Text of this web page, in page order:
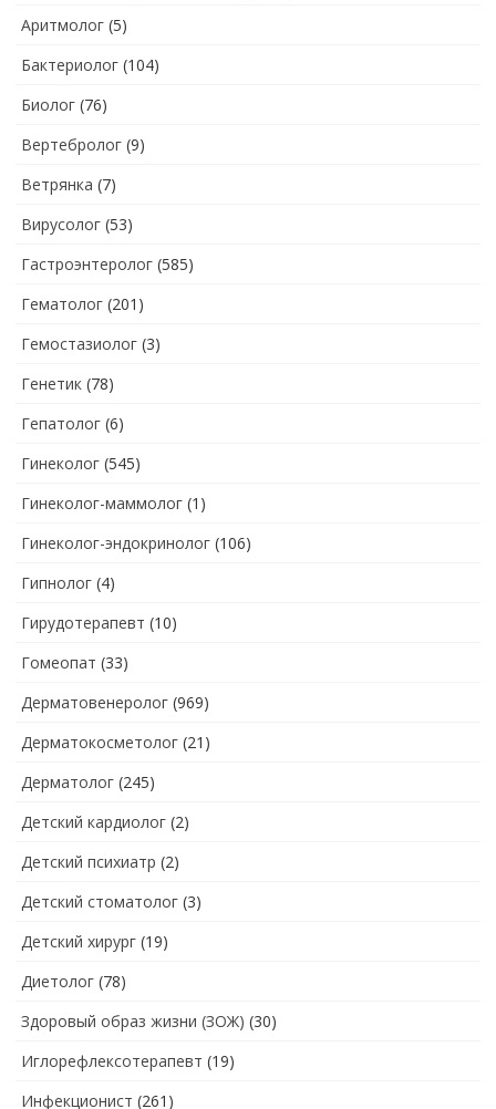
Аритмолог (5)
Бактериолог (104)
Биолог (76)
Вертебролог (9)
Ветрянка (7)
Вирусолог (53)
Гастроэнтеролог (585)
Гематолог (201)
Гемостазиолог (3)
Генетик (78)
Гепатолог (6)
Гинеколог (545)
Гинеколог-маммолог (1)
Гинеколог-эндокринолог (106)
Гипнолог (4)
Гирудотерапевт (10)
Гомеопат (33)
Дерматовенеролог (969)
Дерматокосметолог (21)
Дерматолог (245)
Детский кардиолог (2)
Детский психиатр (2)
Детский стоматолог (3)
Детский хирург (19)
Диетолог (78)
Здоровый образ жизни (ЗОЖ) (30)
Иглорефлексотерапевт (19)
Инфекционист (261)